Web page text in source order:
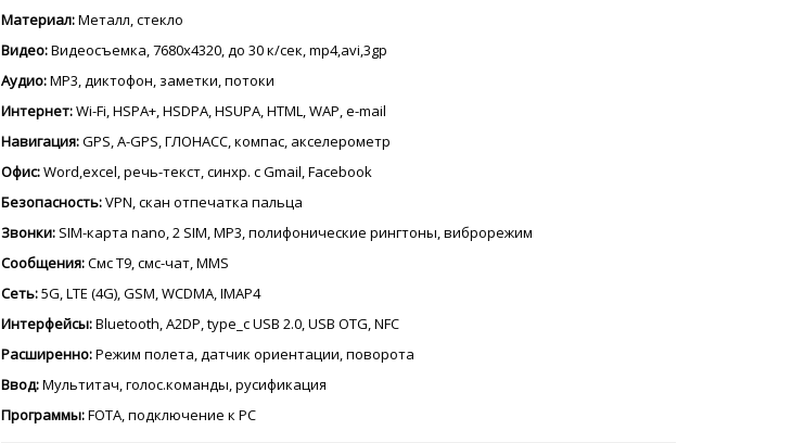
Материал:Металл, стекло
Видео:Видеосъемка, 7680x4320, до 30 к/сек, mp4,avi,3gp
Аудио:MP3, диктофон, заметки, потоки
Интернет:Wi-Fi, HSPA+, HSDPA, HSUPA, HTML, WAP, e-mail
Навигация:GPS, A-GPS, ГЛОНАСС, компас, акселерометр
Офис:Word,excel, речь-текст, синхр. с Gmail, Facebook
Безопасность:VPN, скан отпечатка пальца
Звонки: SIM-карта nano, 2 SIM, MP3, полифонические рингтоны, виброрежим
Сообщения:Смс Т9, смс-чат, MMS
Сеть:5G, LTE (4G), GSM, WCDMA, IMAP4
Интерфейсы:Bluetooth, A2DP, type_c USB 2.0, USB OTG, NFC
Расширенно:Режим полета, датчик ориентации, поворота
Ввод:Мультитач, голос.команды, русификация
Программы:FOTA, подключение к PC